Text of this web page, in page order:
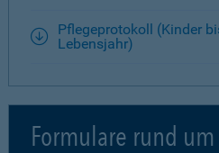
Pflegeprotokoll (Kinder
Lebensjahr)
Formulare rund